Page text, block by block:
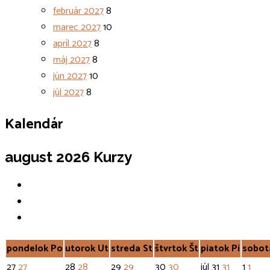
február 20278
marec 202710
apríl 20278
máj 20278
jún 202710
júl 20278
Kalendár
august 2026 Kurzy
pondelokPo utorokUtstreda StštvrtokŠtpiatokPi